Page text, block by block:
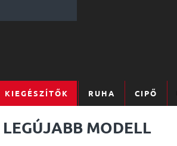
KIEGÉSZÍTŐK RUHA CIPŐ
LEGÚJABB MODELL